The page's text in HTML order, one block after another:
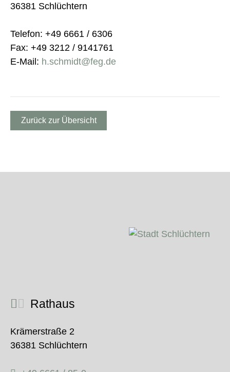
36381 Schlüchtern
Telefon: +49 6661 / 6306
Fax: +49 3212 / 9141761
E-Mail: h.schmidt@feg.de
Zurück zur Übersicht
Rathaus
Krämerstraße 2
36381 Schlüchtern